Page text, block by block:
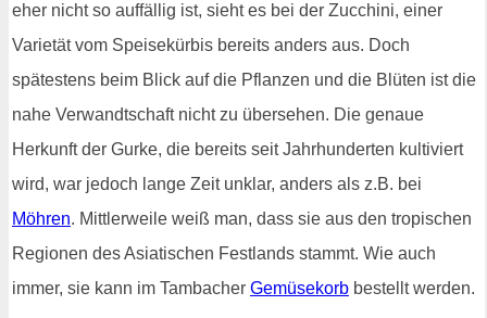
eher nicht so auffällig ist, sieht es bei der Zucchini, einer
Varietät vom Speisekürbis bereits anders aus. Doch
spätestens beim Blick auf die Pflanzen und die Blüten ist die
nahe Verwandtschaft nicht zu übersehen. Die genaue
Herkunft der Gurke, die bereits seit Jahrhunderten kultiviert
wird, war jedoch lange Zeit unklar, anders als z.B. bei
Möhren. Mittlerweile weiß man, dass sie aus den tropischen
Regionen des Asiatischen Festlands stammt. Wie auch
immer, sie kann im Tambacher Gemüsekorb bestellt werden.